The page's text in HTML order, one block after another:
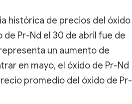
histórica de precios del óxido
de Pr-Nd el 30 de abril fue de
un aumento de
en mayo, el óxido de Pr-Nd
promedio del óxido de Pr-